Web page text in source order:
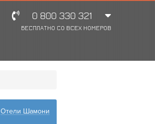
0 800 330 321
БЕСПЛАТНО СО ВСЕХ НОМЕРОВ
Отели Шамони